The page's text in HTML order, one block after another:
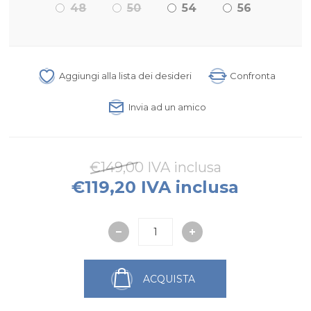
48 50 54 56
Aggiungi alla lista dei desideri Confronta
Invia ad un amico
€149,00 IVA inclusa
€119,20 IVA inclusa
ACQUISTA